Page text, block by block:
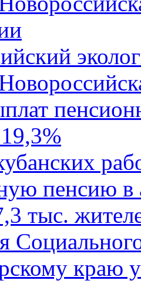
пенсию в
тыс.
краю